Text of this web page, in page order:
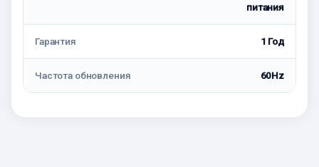
питания
Гарантия 1 Год
Частота обновления 60Hz